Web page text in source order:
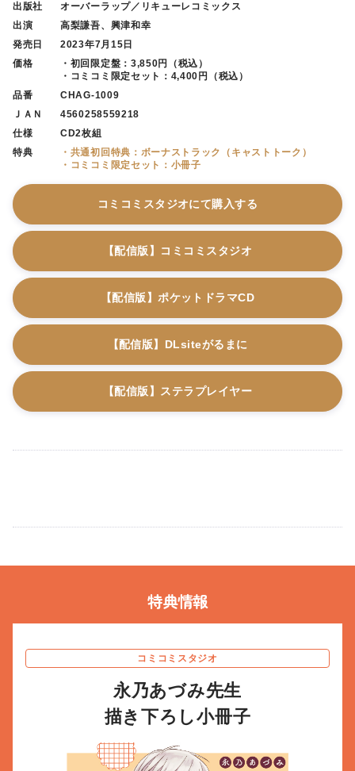
出版社
オーバーラップ／リキューレコミックス
出演
高梨謙吾、興津和幸
発売日
2023年7月15日
価格
・初回限定盤：3,850円（税込）
・コミコミ限定セット：4,400円（税込）
品番
CHAG-1009
ＪＡＮ
4560258559218
仕様
CD2枚組
特典
・共通初回特典：ボーナストラック（キャストトーク）
・コミコミ限定セット：小冊子
コミコミスタジオにて購入する
【配信版】コミコミスタジオ
【配信版】ポケットドラマCD
【配信版】DLsiteがるまに
【配信版】ステラプレイヤー
特典情報
コミコミスタジオ
永乃あづみ先生
描き下ろし小冊子